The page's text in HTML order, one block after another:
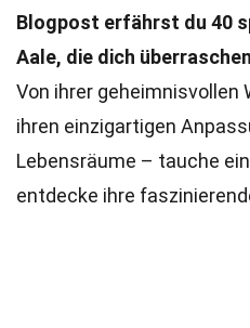
Blogpost erfährst du 40
Aale, die dich
Von ihrer geheimnisvollen
ihren einzigartigen
Lebensräume – tauche
entdecke ihre